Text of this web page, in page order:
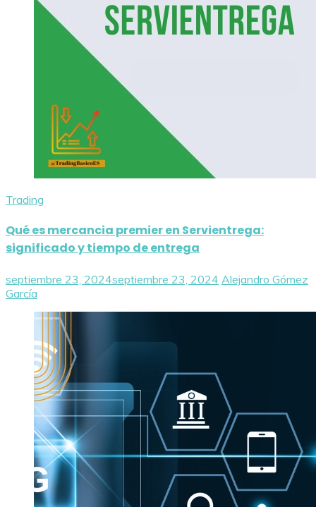
Trading
Qué es mercancia premier en Servientrega:
significado y tiempo de entrega
septiembre 23, 2024septiembre 23, 2024 Alejandro Gómez
García